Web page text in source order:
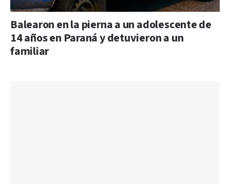
Balearon en la pierna a un adolescente de
14 años en Paraná y detuvieron a un
familiar